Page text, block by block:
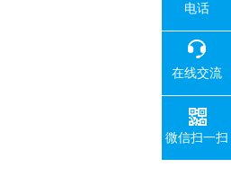
电话
在线交流
微信扫一扫